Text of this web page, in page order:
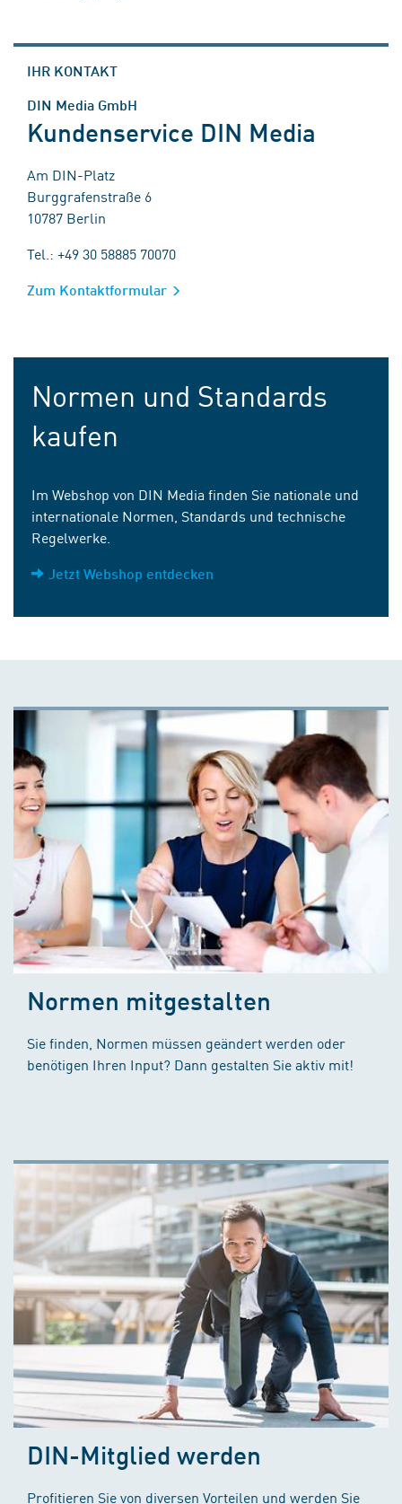
IHR KONTAKT
DIN Media GmbH
Kundenservice DIN Media
Am DIN-Platz
Burggrafenstraße 6
10787 Berlin
Tel.: +49 30 58885 70070
Zum Kontaktformular
Normen und Standards
kaufen
Im Webshop von DIN Media finden Sie nationale und
internationale Normen, Standards und technische
Regelwerke.
Jetzt Webshop entdecken
Normen mitgestalten
Sie finden, Normen müssen geändert werden oder
benötigen Ihren Input? Dann gestalten Sie aktiv mit!
DIN-Mitglied werden
Profitieren Sie von diversen Vorteilen und werden Sie